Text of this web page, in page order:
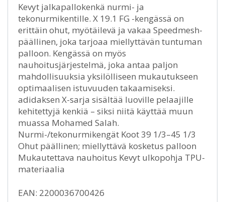
Kevyt jalkapallokenkä nurmi- ja
tekonurmikentille. X 19.1 FG -kengässä on
erittäin ohut, myötäilevä ja vakaa Speedmesh-
päällinen, joka tarjoaa miellyttävän tuntuman
palloon. Kengässä on myös
nauhoitusjärjestelmä, joka antaa paljon
mahdollisuuksia yksilölliseen mukautukseen
optimaalisen istuvuuden takaamiseksi.
adidaksen X-sarja sisältää luoville pelaajille
kehitettyjä kenkiä – siksi niitä käyttää muun
muassa Mohamed Salah.
Nurmi-/tekonurmikengät Koot 39 1/3–45 1/3
Ohut päällinen; miellyttävä kosketus palloon
Mukautettava nauhoitus Kevyt ulkopohja TPU-
materiaalia
EAN: 2200036700426